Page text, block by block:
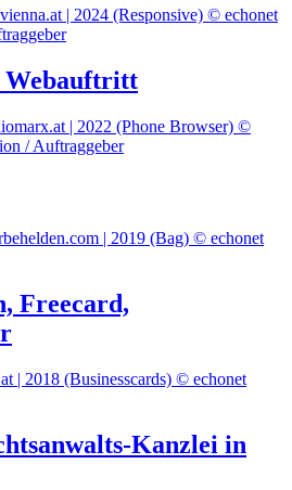
Webauftritt
Freecard,
Kanzlei in